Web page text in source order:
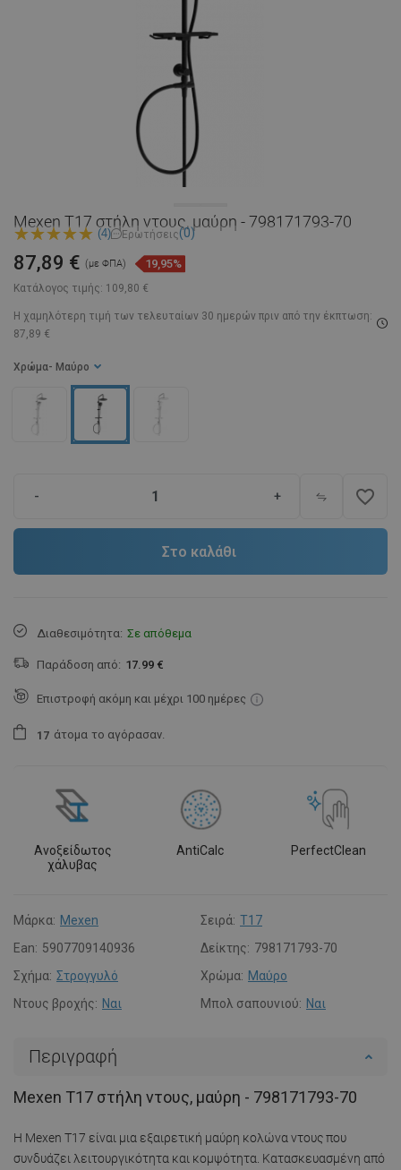
Mexen T17 στήλη ντους, μαύρη - 798171793-70
(4) Ερωτήσεις(0)
Κατάλογος τιμής: 109,80 €
87,89 € (με ΦΠΑ) 19,95%
Η χαμηλότερη τιμή των τελευταίων 30 ημερών πριν από την έκπτωση:
87,89 €
Χρώμα - Μαύρο
- + favorite_border
Στο καλάθι
Διαθεσιμότητα: Σε απόθεμα
Παράδοση από: 17.99 €
Επιστροφή ακόμη και μέχρι 100 ημέρες
1 7 άτομα το αγόρασαν.
Ανοξείδωτος
χάλυβας
AntiCalc PerfectClean
Μάρκα: Mexen Σειρά: T17
Ean: 5907709140936 Δείκτης: 798171793-70
Σχήμα: Στρογγυλό Χρώμα: Μαύρο
Ντους βροχής: Ναι Μπολ σαπουνιού: Ναι
Περιγραφή
Mexen T17 στήλη ντους, μαύρη - 798171793-70
Η Mexen T17 είναι μια εξαιρετική μαύρη κολώνα ντους που
συνδυάζει λειτουργικότητα και κομψότητα. Κατασκευασμένη από